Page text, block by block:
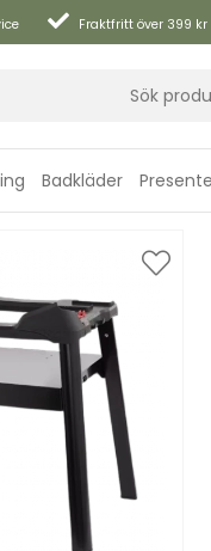
Fraktfritt över 399
Badkläder